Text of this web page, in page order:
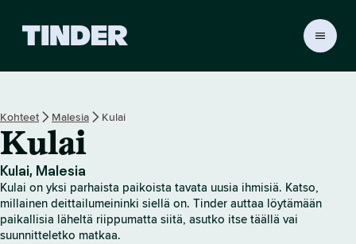
l
o
i
Kohteet Malesia Kulai
Kulai
Kulai, Malesia
Kulai on yksi parhaista paikoista tavata uusia ihmisiä. Katso,
millainen deittailumeininki siellä on. Tinder auttaa löytämään
paikallisia läheltä riippumatta siitä, asutko itse täällä vai
suunnitteletko matkaa.